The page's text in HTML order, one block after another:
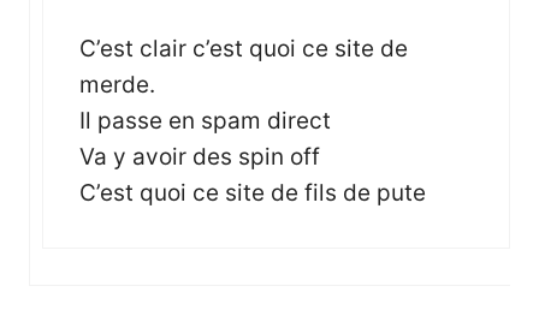
C’est clair c’est quoi ce site de
merde.
Il passe en spam direct
Va y avoir des spin off
C’est quoi ce site de fils de pute